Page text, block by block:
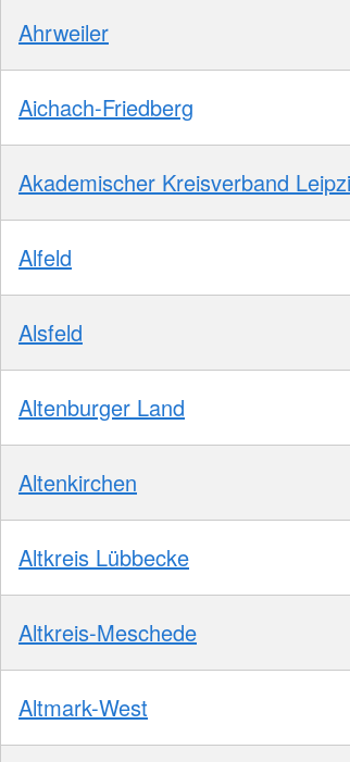
Ahrweiler
Aichach-Friedberg
Akademischer Kreisverband
Alfeld
Alsfeld
Altenburger Land
Altenkirchen
Altkreis Lübbecke
Altkreis-Meschede
Altmark-West